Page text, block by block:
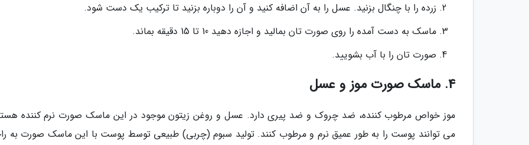
زرده را با چنگال بزنید. عسل را به آن اضافه کنید و آن را دوباره بزنید تا ترکیب یک دست شود.
ماسک به دست آمده را روی صورت تان بمالید و اجازه دهید 10 تا 15 دقیقه بماند.
صورت تان را با آب بشویید.
4. ماسک صورت موز و عسل
موز خواص مرطوب کننده، ضد چروک و ضد پیری دارد. عسل و روغن زیتون موجود در این ماسک صورت نرم کننده
می توانند پوست را به طور عمیق نرم و مرطوب کنند. تولید سبوم (چربی) طبیعی توسط پوست با این ماسک صورت به